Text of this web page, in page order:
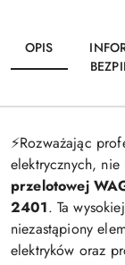
OPIS
⚡️Rozważając
elektrycznych,
przelotowej
2401. Ta
niezastąpiony
elektryków oraz